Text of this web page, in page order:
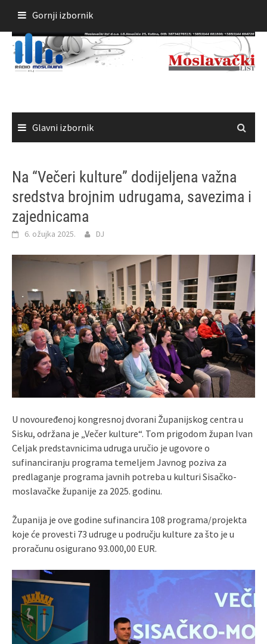
sadržaja
Gornji izbornik
Glavni izbornik
Na “Večeri kulture” dodijeljena važna
sredstva brojnim udrugama, savezima i
zajednicama
6. ožujka 2025. DJ
U novouređenoj kongresnoj dvorani Županijskog centra u
Sisku, održana je „Večer kulture“. Tom prigodom župan Ivan
Celjak predstavnicima udruga uručio je ugovore o
sufinanciranju programa temeljem Javnog poziva za
predlaganje programa javnih potreba u kulturi Sisačko-
moslavačke županije za 2025. godinu.
Županija je ove godine sufinancira 108 programa/projekta
koje će provesti 73 udruge u području kulture za što je u
proračunu osigurano 93.000,00 EUR.